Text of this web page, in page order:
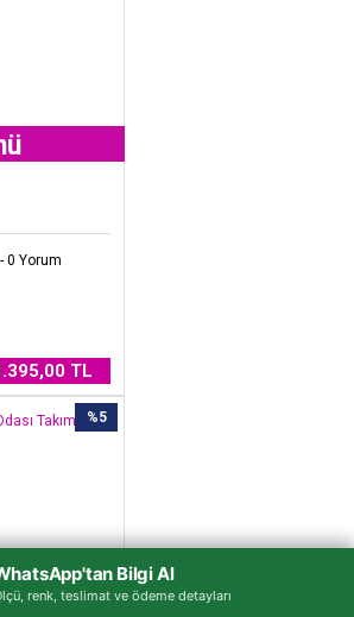
Bilgi Al
renk, teslimat ve ödeme detayları
0 Yorum
TL
%5
Bilgi Al
renk, teslimat ve ödeme detayları